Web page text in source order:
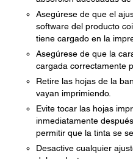
Asegúrese de que el
software del producto
tiene cargado en la
Asegúrese de que la
cargada correctamente
Retire las hojas de la
vayan imprimiendo.
Evite tocar las hojas
inmediatamente
permitir que la tinta se
Desactive cualquier